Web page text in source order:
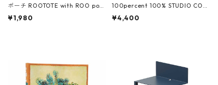
ポーチ ROOTOTE with ROO pou
ch 3532 ルートート WR.ポーチ.ラ
¥1,980
100percent 100% STUDIO COH
AKU Timeless 100パーセント ス
¥4,400